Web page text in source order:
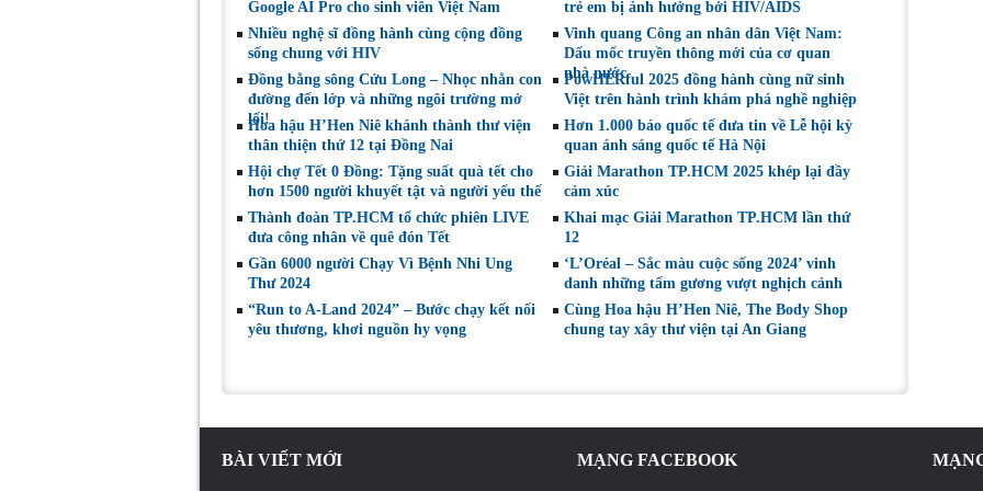
STEM
Nguyễn trong tuần
qua
Google AI Pro cho sinh viên Việt Nam
trẻ em bị ảnh hưởng bởi HIV/AIDS
Nhiều nghệ sĩ đồng hành cùng cộng đồng
sống chung với HIV
Vinh quang Công an nhân dân Việt Nam:
Dấu mốc truyền thông mới của cơ quan
nhà nước
Đồng bằng sông Cửu Long – Nhọc nhằn con
đường đến lớp và những ngôi trường mở
lối!
PowHERful 2025 đồng hành cùng nữ sinh
Việt trên hành trình khám phá nghề nghiệp
Hoa hậu H’Hen Niê khánh thành thư viện
thân thiện thứ 12 tại Đồng Nai
Hơn 1.000 báo quốc tế đưa tin về Lễ hội kỳ
quan ánh sáng quốc tế Hà Nội
Hội chợ Tết 0 Đồng: Tặng suất quà tết cho
hơn 1500 người khuyết tật và người yếu thế
Giải Marathon TP.HCM 2025 khép lại đầy
cảm xúc
Thành đoàn TP.HCM tổ chức phiên LIVE
đưa công nhân về quê đón Tết
Khai mạc Giải Marathon TP.HCM lần thứ
12
Gần 6000 người Chạy Vì Bệnh Nhi Ung
Thư 2024
‘L’Oréal – Sắc màu cuộc sống 2024’ vinh
danh những tấm gương vượt nghịch cảnh
“Run to A-Land 2024” – Bước chạy kết nối
yêu thương, khơi nguồn hy vọng
Cùng Hoa hậu H’Hen Niê, The Body Shop
chung tay xây thư viện tại An Giang
BÀI VIẾT MỚI MẠNG FACEBOOK